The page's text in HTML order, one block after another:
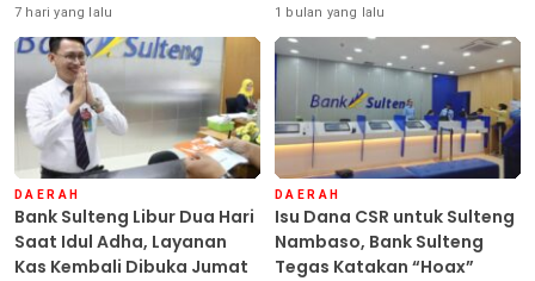
Sulteng Siap Ambil Peran
7 hari yang lalu Seluruh Debitur ASN
1 bulan yang lalu
DAERAH
Bank Sulteng Libur Dua Hari
Saat Idul Adha, Layanan
Kas Kembali Dibuka Jumat
DAERAH
Isu Dana CSR untuk Sulteng
Nambaso, Bank Sulteng
Tegas Katakan “Hoax”